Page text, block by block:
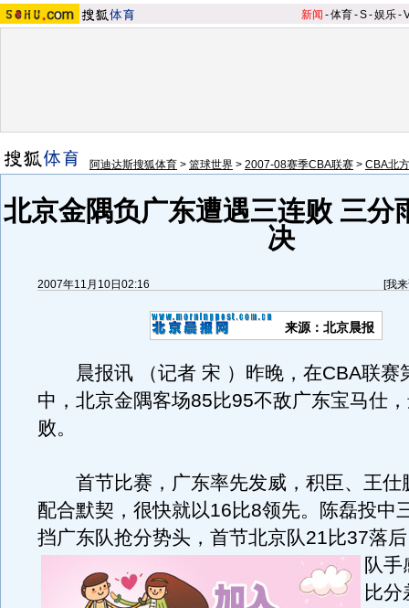
新闻 -体育-S-娱乐-
阿迪达斯搜狐体育 > 篮球世界 > 2007-08赛季CBA联赛 > CBA北
北京金隅负广东遭遇三连败 三分
决
2007年11月10日02:16 [我
来源：北京晨报
晨报讯 （记者 宋 ）昨晚，在CBA联赛
中，北京金隅客场85比95不敌广东宝马仕
败。
首节比赛，广东率先发威，积臣、王仕
配合默契，很快就以16比8领先。陈磊投中
挡广东队抢分势头，首节北京队21比37落
队
比